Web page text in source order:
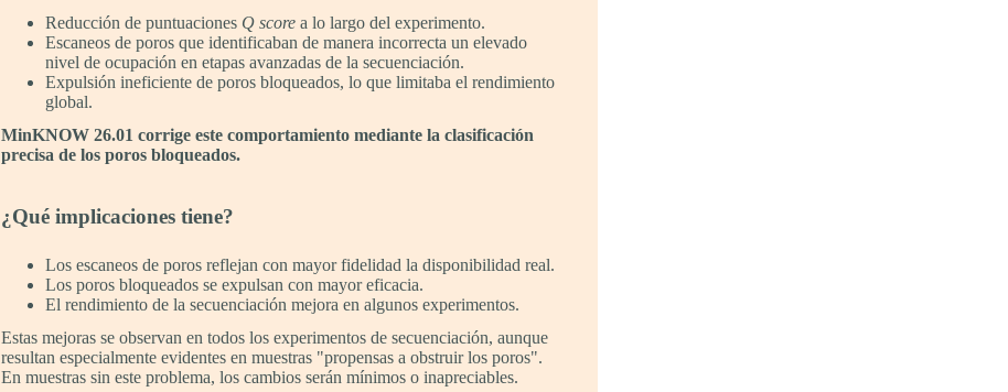
Reducción de puntuaciones Q score a lo largo del experimento.
Escaneos de poros que identificaban de manera incorrecta un elevado
nivel de ocupación en etapas avanzadas de la secuenciación.
Expulsión ineficiente de poros bloqueados, lo que limitaba el rendimiento
global.
MinKNOW 26.01 corrige este comportamiento mediante la clasificación
precisa de los poros bloqueados.
¿Qué implicaciones tiene?
Los escaneos de poros reflejan con mayor fidelidad la disponibilidad real.
Los poros bloqueados se expulsan con mayor eficacia.
El rendimiento de la secuenciación mejora en algunos experimentos.
Estas mejoras se observan en todos los experimentos de secuenciación, aunque
resultan especialmente evidentes en muestras "propensas a obstruir los poros".
En muestras sin este problema, los cambios serán mínimos o inapreciables.